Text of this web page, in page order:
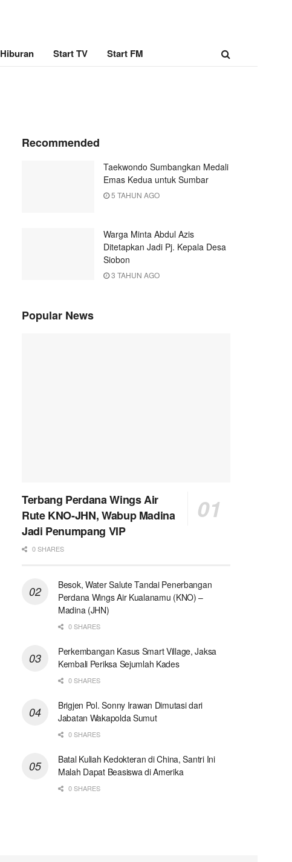
Hiburan Start TV Start FM
Recommended
Taekwondo Sumbangkan Medali
Emas Kedua untuk Sumbar
5 TAHUN AGO
Warga Minta Abdul Azis
Ditetapkan Jadi Pj. Kepala Desa
Siobon
3 TAHUN AGO
Popular News
Terbang Perdana Wings Air
Rute KNO-JHN, Wabup Madina
Jadi Penumpang VIP
0 SHARES
Besok, Water Salute Tandai Penerbangan
Perdana Wings Air Kualanamu (KNO) –
Madina (JHN)
0 SHARES
Perkembangan Kasus Smart Village, Jaksa
Kembali Periksa Sejumlah Kades
0 SHARES
Brigjen Pol. Sonny Irawan Dimutasi dari
Jabatan Wakapolda Sumut
0 SHARES
Batal Kuliah Kedokteran di China, Santri Ini
Malah Dapat Beasiswa di Amerika
0 SHARES